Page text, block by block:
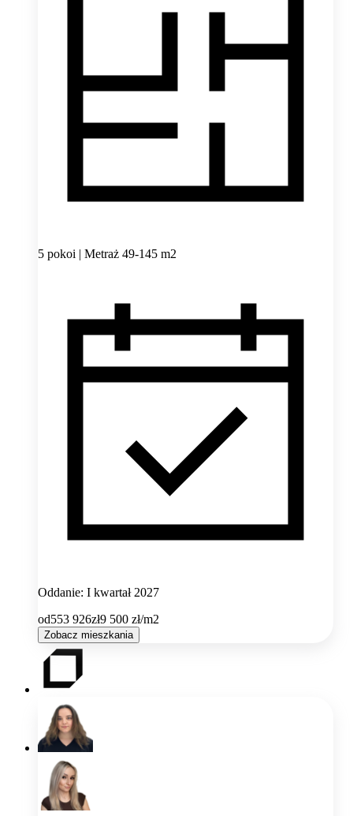
5 pokoi | Metraż 49-145 m2
Oddanie: I kwartał 2027
od553 926zł9 500 zł/m2
Zobacz mieszkania